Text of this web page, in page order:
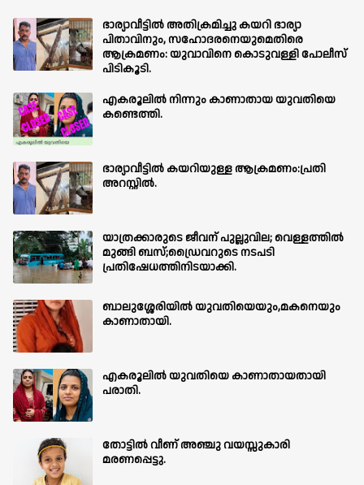
ഭാര്യാവീട്ടിൽ അതിക്രമിച്ചു കയറി ഭാര്യാ
പിതാവിനും, സഹോദരനെയുമെതിരെ
ആക്രമണം: യുവാവിനെ കൊടുവള്ളി പോലീസ്
പിടികൂടി.
എകരൂലിൽ നിന്നും കാണാതായ യുവതിയെ
കണ്ടെത്തി.
ഭാര്യാവീട്ടിൽ കയറിയുള്ള ആക്രമണം:പ്രതി
അറസ്റ്റിൽ.
യാത്രക്കാരുടെ ജീവന് പുല്ലുവില; വെള്ളത്തിൽ
മുങ്ങി ബസ്;ഡ്രൈവറുടെ നടപടി
പ്രതിഷേധത്തിനിടയാക്കി.
ബാലുശ്ശേരിയില്‍ യുവതിയെയും,മകനെയും
കാണാതായി.
എകരൂലിൽ യുവതിയെ കാണാതായതായി
പരാതി.
തോട്ടിൽ വീണ് അഞ്ചു വയസ്സുകാരി
മരണപ്പെട്ടു.